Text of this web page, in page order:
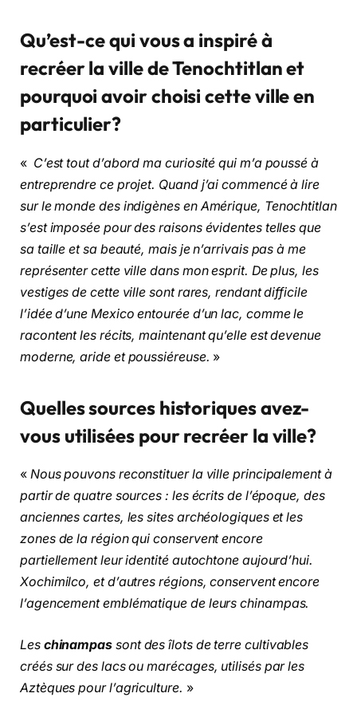
Qu’est-ce qui vous a inspiré à
recréer la ville de Tenochtitlan et
pourquoi avoir choisi cette ville en
particulier?
« C’est tout d’abord ma curiosité qui m’a poussé à
entreprendre ce projet. Quand j’ai commencé à lire
sur le monde des indigènes en Amérique, Tenochtitlan
s’est imposée pour des raisons évidentes telles que
sa taille et sa beauté, mais je n’arrivais pas à me
représenter cette ville dans mon esprit. De plus, les
vestiges de cette ville sont rares, rendant difficile
l’idée d’une Mexico entourée d’un lac, comme le
racontent les récits, maintenant qu’elle est devenue
moderne, aride et poussiéreuse. »
Quelles sources historiques avez-
vous utilisées pour recréer la ville?
« Nous pouvons reconstituer la ville principalement à
partir de quatre sources : les écrits de l’époque, des
anciennes cartes, les sites archéologiques et les
zones de la région qui conservent encore
partiellement leur identité autochtone aujourd’hui.
Xochimilco, et d’autres régions, conservent encore
l’agencement emblématique de leurs chinampas.
Les chinampassont des îlots de terre cultivables
créés sur des lacs ou marécages, utilisés par les
Aztèques pour l’agriculture. »